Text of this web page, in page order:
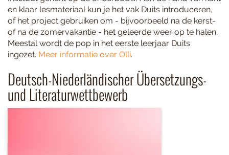
en klaar lesmateriaal kun je het vak Duits introduceren,
of het project gebruiken om - bijvoorbeeld na de kerst-
of na de zomervakantie - het geleerde weer op te halen.
Meestal wordt de pop in het eerste leerjaar Duits
ingezet. Meer informatie over Olli.
Deutsch-Niederländischer Übersetzungs-
und Literaturwettbewerb